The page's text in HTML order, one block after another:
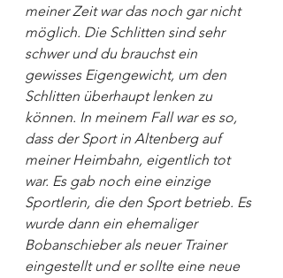
meiner Zeit war das noch gar nicht
möglich. Die Schlitten sind sehr
schwer und du brauchst ein
gewisses Eigengewicht, um den
Schlitten überhaupt lenken zu
können. In meinem Fall war es so,
dass der Sport in Altenberg auf
meiner Heimbahn, eigentlich tot
war. Es gab noch eine einzige
Sportlerin, die den Sport betrieb. Es
wurde dann ein ehemaliger
Bobanschieber als neuer Trainer
eingestellt und er sollte eine neue